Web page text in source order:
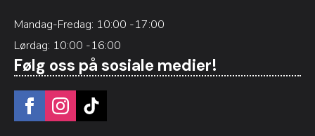
Mandag-Fredag: 10:00 -17:00
Lørdag: 10:00 -16:00
Følg oss på sosiale medier!